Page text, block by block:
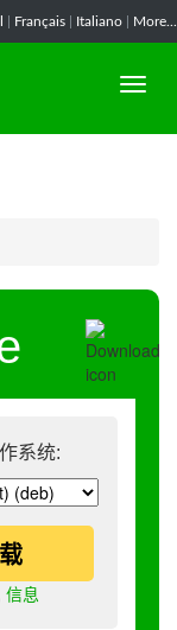
Français Italiano More...
系统:
信息